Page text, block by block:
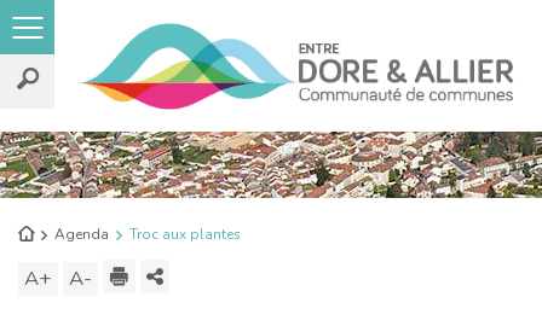
Rechercher
sur
le
site
Retour
l'accueil
Agenda Troc aux plantes
A+ Augmenter
A- DiminuerImprimer